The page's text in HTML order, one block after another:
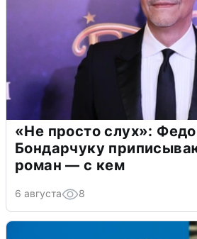
«Не просто слух»:
Бондарчуку
роман — с кем
6 августа 8